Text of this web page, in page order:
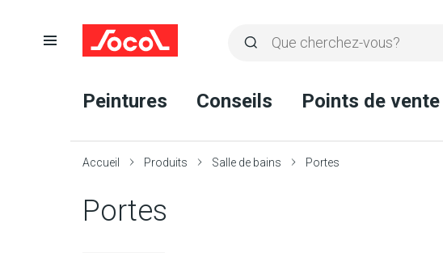
Rechercher
recherche
Ouvrir
Peintures Conseils Points de vente
Accueil Produits Salle de bains Portes
Portes